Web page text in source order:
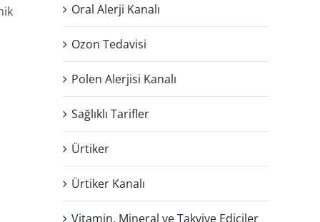
Oral Alerji Kanalı
Ozon Tedavisi
Polen Alerjisi Kanalı
Sağlıklı Tarifler
Ürtiker
Ürtiker Kanalı
Vitamin, Mineral ve Takviye Ediciler